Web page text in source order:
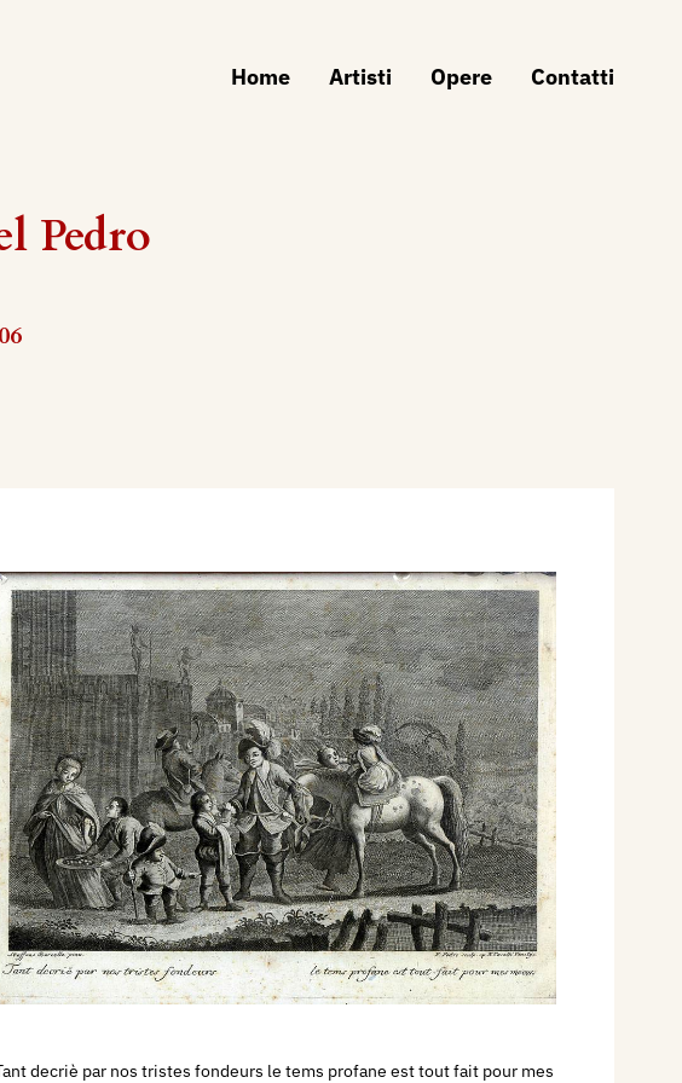
Home Artisti Opere Contatti
Pedro
decriè par nos tristes fondeurs le tems profane est tout fait pour mes